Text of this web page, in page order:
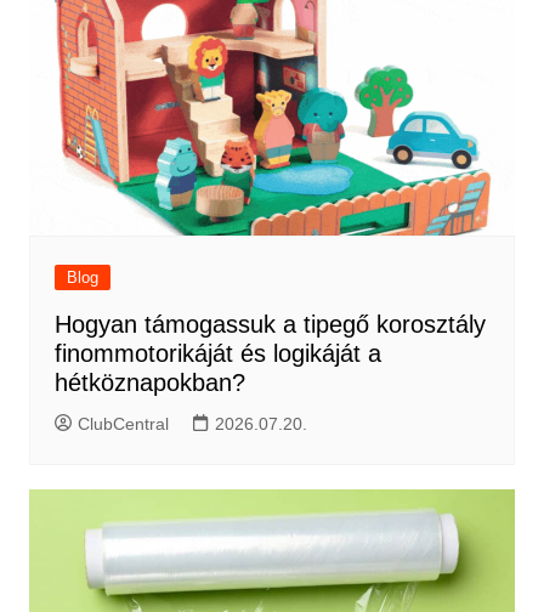
Blog
Hogyan támogassuk a tipegő korosztály
finommotorikáját és logikáját a
hétköznapokban?
ClubCentral 2026.07.20.